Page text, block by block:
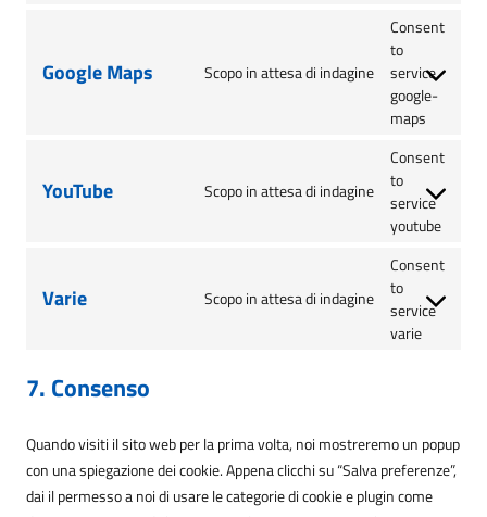
Google Maps Scopo in attesa di indagine
Consent
to
service
google-
maps
YouTube Scopo in attesa di indagine
Consent
to
service
youtube
Varie Scopo in attesa di indagine
Consent
to
service
varie
7. Consenso
Quando visiti il sito web per la prima volta, noi mostreremo un popup
con una spiegazione dei cookie. Appena clicchi su “Salva preferenze”,
dai il permesso a noi di usare le categorie di cookie e plugin come